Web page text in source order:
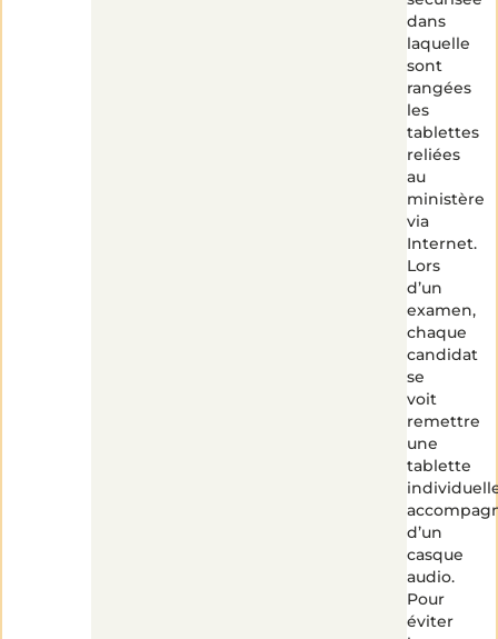
dans
laquelle
sont
rangées
les
tablettes
reliées
au
ministère
via
Internet.
Lors
d’un
examen,
chaque
candidat
se
voit
remettre
une
tablette
d’un
casque
audio.
Pour
éviter